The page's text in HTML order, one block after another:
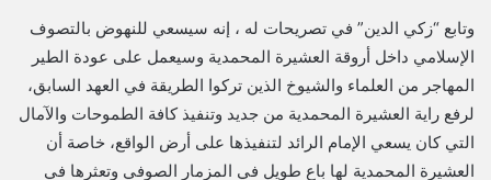
وتابع “زكي الدين” في تصريحات له ، إنه سيسعي للنهوض بالتصوف
الإسلامي داخل أروقة العشيرة المحمدية وسيعمل على عودة الطير
المهاجر من العلماء والشيوخ الذين تركوا الطريقة في العهد السابق،
لرفع راية العشيرة المحمدية من جديد وتنفيذ كافة الطموحات والآمال
التي كان يسعي الإمام الرائد لتنفيذها على أرض الواقع، خاصة أن
العشيرة المحمدية لها باع طويل في المزمار الصوفي وتعثرها في